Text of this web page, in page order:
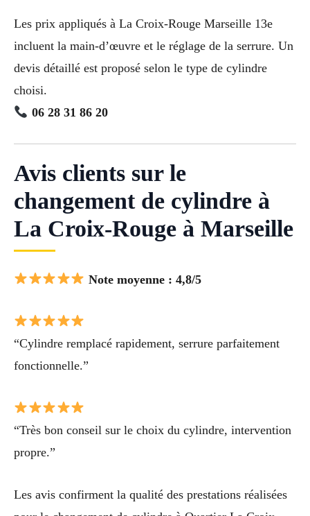
Les prix appliqués à La Croix-Rouge Marseille 13e
incluent la main-d’œuvre et le réglage de la serrure. Un
devis détaillé est proposé selon le type de cylindre
choisi.
06 28 31 86 20
Avis clients sur le
changement de cylindre à
La Croix-Rouge à Marseille
Note moyenne : 4,8/5
“Cylindre remplacé rapidement, serrure parfaitement
fonctionnelle.”
“Très bon conseil sur le choix du cylindre, intervention
propre.”
Les avis confirment la qualité des prestations réalisées